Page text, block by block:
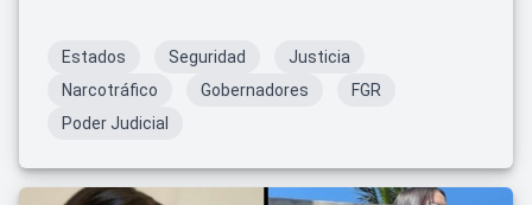
delincuencia organizada.
Estados Seguridad
Justicia
Narcotráfico
Gobernadores
FGR
Poder Judicial